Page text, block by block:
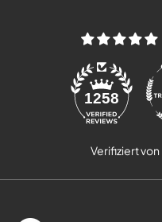
1258
Verifiziert von